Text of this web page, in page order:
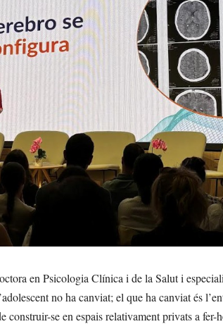
en Psicologia Clínica i de la Salut i
no ha canviat; el que ha canviat és
construir-se en espais relativament privats a